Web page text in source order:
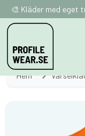
🎨 Kläder med eget
Hem